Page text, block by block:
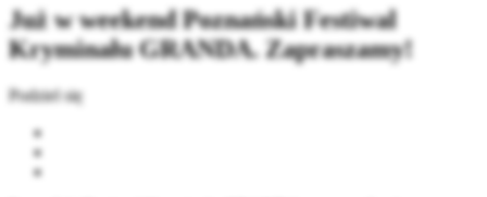
Już w weekend Poznański Festiwal
Kryminału GRANDA. Zapraszamy!
Podziel się